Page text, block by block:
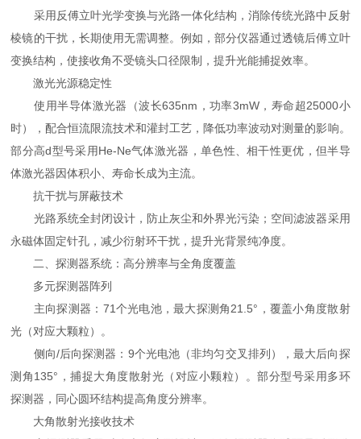
采用反傅立叶光学变换与光路一体化结构，消除传统光路中反射
棱镜的干扰，长期使用无需调整。例如，部分仪器通过透镜后傅立叶
变换结构，使接收角不受镜头口径限制，提升光能捕捉效率。
激光光源稳定性
使用半导体激光器（波长635nm，功率3mW，寿命超25000小
时），配合恒流限流技术和灌封工艺，降低功率波动对测量的影响。
部分高d型号采用He-Ne气体激光器，单色性、相干性更优，但半导
体激光器因体积小、寿命长成为主流。
抗干扰与屏蔽技术
光路系统全封闭设计，防止灰尘和外界光污染；空间滤波器采用
永磁体固定针孔，减少衍射环干扰，提升光背景纯净度。
二、探测器系统：高分辨率与全角度覆盖
多元探测器阵列
主向探测器：71个光电池，最大探测角21.5°，覆盖小角度散射
光（对应大颗粒）。
侧向/后向探测器：9个光电池（非均匀交叉排列），最大后向探
测角135°，捕捉大角度散射光（对应小颗粒）。部分型号采用多环
探测器，同心圆环结构提高角度分辨率。
大角散射光接收技术